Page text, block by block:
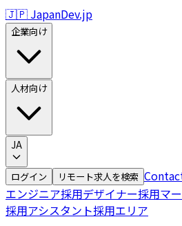
🇯🇵 JapanDev.jp
企業向け
人材向け
JA
ログイン リモート求人を検索
エンジニア採用デザイナー採用マ
採用アシスタント採用エリア